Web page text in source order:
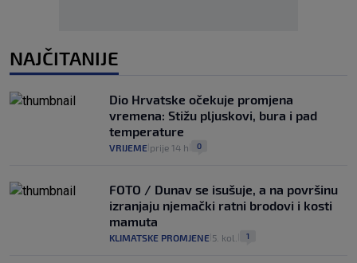
NAJČITANIJE
Dio Hrvatske očekuje promjena
vremena: Stižu pljuskovi, bura i pad
temperature
VRIJEME prije 14 h 0
FOTO / Dunav se isušuje, a na površinu
izranjaju njemački ratni brodovi i kosti
mamuta
KLIMATSKE PROMJENE 5. kol. 1